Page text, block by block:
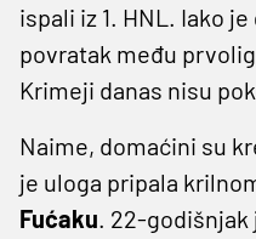
ispali iz 1. HNL. Iako
povratak među
Krimeji danas nisu
Naime, domaćini su
je uloga pripala
Fućaku. 22-godišnjak